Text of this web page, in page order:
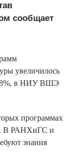
сообщает
увеличилось
в НИУ ВШЭ
программах
В РАНХиГС и
знания